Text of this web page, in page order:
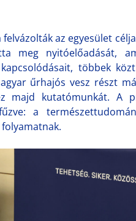
az egyesület
meg nyitóelőadását,
többek
űrhajós vesz részt
majd kutatómunkát. A
a